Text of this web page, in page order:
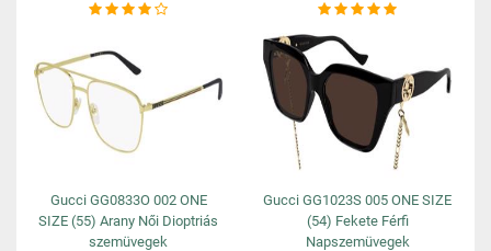
Gucci GG0833O 002 ONE
SIZE (55) Arany Női Dioptriás
szemüvegek
Gucci GG1023S 005 ONE SIZE
(54) Fekete Férfi
Napszemüvegek